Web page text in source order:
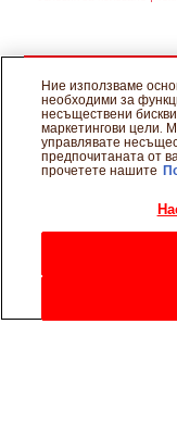
Ние използваме
необходими за
несъществени
маркетингови цели.
управлявате
предпочитаната от
прочетете нашите